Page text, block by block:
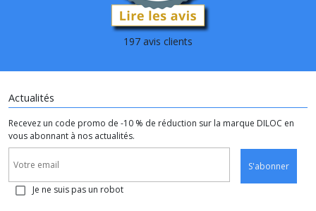
197 avis clients
Actualités
Recevez un code promo de -10 % de réduction sur la marque DILOC en
vous abonnant à nos actualités.
S'abonner
Je ne suis pas un robot